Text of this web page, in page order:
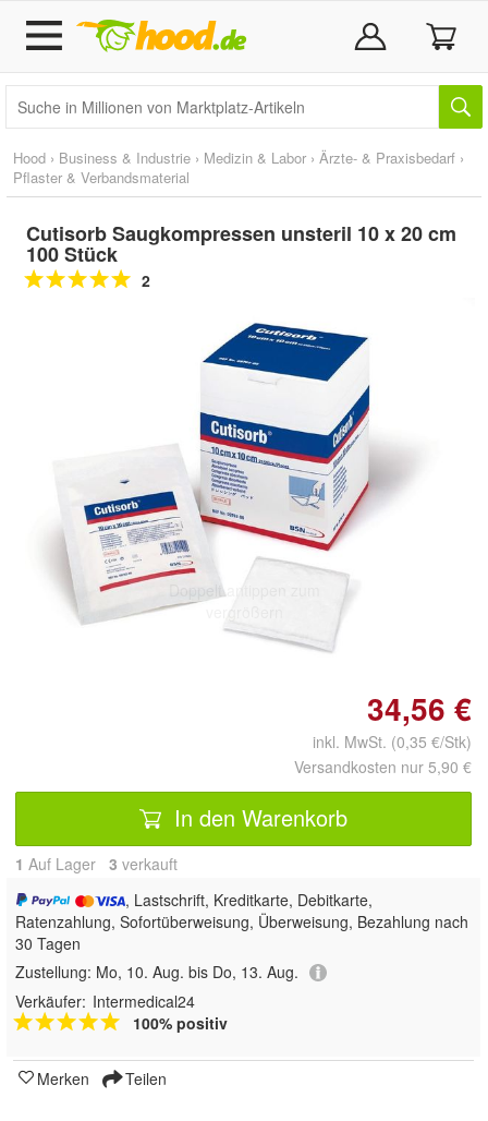
Hood › Business & Industrie › Medizin & Labor › Ärzte- & Praxisbedarf ›
Pflaster & Verbandsmaterial
Cutisorb Saugkompressen unsteril 10 x 20 cm
100 Stück
2
Doppelt antippen zum
vergrößern
34,56 €
inkl. MwSt. (0,35 €/Stk)
Versandkosten nur 5,90 €
In den Warenkorb
1 Auf Lager 3 verkauft
, Lastschrift, Kreditkarte, Debitkarte,
Ratenzahlung, Sofortüberweisung, Überweisung, Bezahlung nach
30 Tagen
Zustellung: Mo, 10. Aug. bis Do, 13. Aug.
Verkäufer: Intermedical24
100% positiv
Merken Teilen